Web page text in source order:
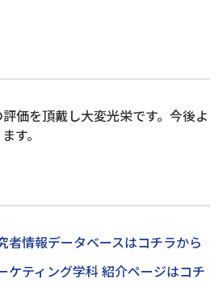
価を頂戴し大変光栄です。今後よ
す。
者情報データベースはコチラから
ケティング学科 紹介ページはコチ